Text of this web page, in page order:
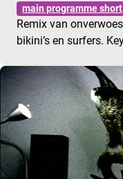
main programme short
Remix van
bikini’s en surfers.